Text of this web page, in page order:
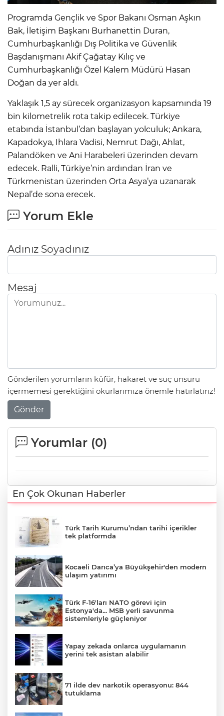
Programda Gençlik ve Spor Bakanı Osman Aşkın
Bak, İletişim Başkanı Burhanettin Duran,
Cumhurbaşkanlığı Dış Politika ve Güvenlik
Başdanışmanı Akif Çağatay Kılıç ve
Cumhurbaşkanlığı Özel Kalem Müdürü Hasan
Doğan da yer aldı.
Yaklaşık 1,5 ay sürecek organizasyon kapsamında 19
bin kilometrelik rota takip edilecek. Türkiye
etabında İstanbul’dan başlayan yolculuk; Ankara,
Kapadokya, Ihlara Vadisi, Nemrut Dağı, Ahlat,
Palandöken ve Ani Harabeleri üzerinden devam
edecek. Ralli, Türkiye’nin ardından İran ve
Türkmenistan üzerinden Orta Asya’ya uzanarak
Nepal’de sona erecek.
Yorum Ekle
Adınız Soyadınız
Mesaj
Gönderilen yorumların küfür, hakaret ve suç unsuru
içermemesi gerektiğini okurlarımıza önemle hatırlatırız!
Gönder
Yorumlar (0)
En Çok Okunan Haberler
Türk Tarih Kurumu’ndan tarihi içerikler
tek platformda
Kocaeli Darıca’ya Büyükşehir'den modern
ulaşım yatırımı
Türk F-16'ları NATO görevi için
Estonya'da... MSB yerli savunma
sistemleriyle güçleniyor
Yapay zekada onlarca uygulamanın
yerini tek asistan alabilir
71 ilde dev narkotik operasyonu: 844
tutuklama